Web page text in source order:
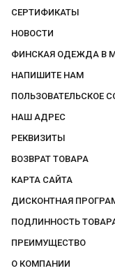
СЕРТИФИКАТЫ
НОВОСТИ
ФИНСКАЯ ОДЕЖДА В
НАПИШИТЕ НАМ
ПОЛЬЗОВАТЕЛЬСКОЕ
НАШ АДРЕС
РЕКВИЗИТЫ
ВОЗВРАТ ТОВАРА
КАРТА САЙТА
ДИСКОНТНАЯ
ПОДЛИННОСТЬ
ПРЕИМУЩЕСТВО
О КОМПАНИИ